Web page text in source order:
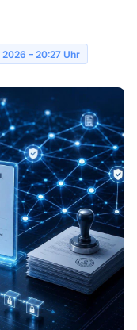
– 20:27 Uhr